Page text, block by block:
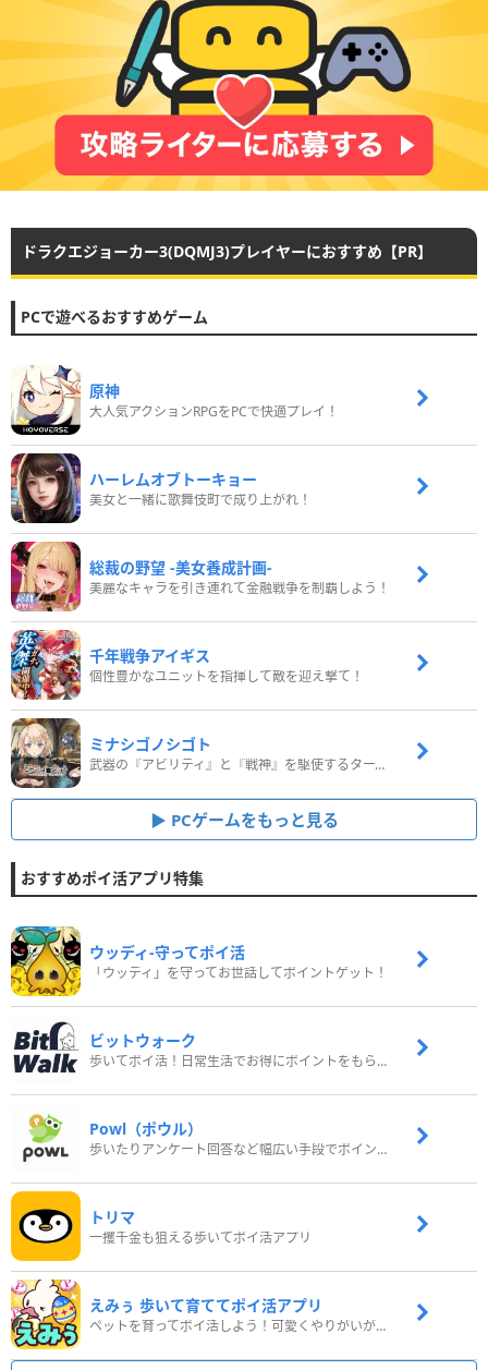
ドラクエジョーカー3(DQMJ3)プレイヤーにおすすめ【PR】
PCで遊べるおすすめゲーム
原神
大人気アクションRPGをPCで快適プレイ！
ハーレムオブトーキョー
美女と一緒に歌舞伎町で成り上がれ！
総裁の野望 -美女養成計画-
美麗なキャラを引き連れて金融戦争を制覇しよう！
千年戦争アイギス
個性豊かなユニットを指揮して敵を迎え撃て！
ミナシゴノシゴト
武器の『アビリティ』と『戦神』を駆使するターン制コマンドバトルRPG！
PCゲームをもっと見る
おすすめポイ活アプリ特集
ウッディ‐守ってポイ活
「ウッディ」を守ってお世話してポイントゲット！
ビットウォーク
歩いてポイ活！日常生活でお得にポイントをもらおう
Powl（ポウル）
歩いたりアンケート回答など幅広い手段でポイントをゲット
トリマ
一攫千金も狙える歩いてポイ活アプリ
えみぅ 歩いて育ててポイ活アプリ
ペットを育ってポイ活しよう！可愛くやりがいがある新感覚アプリ